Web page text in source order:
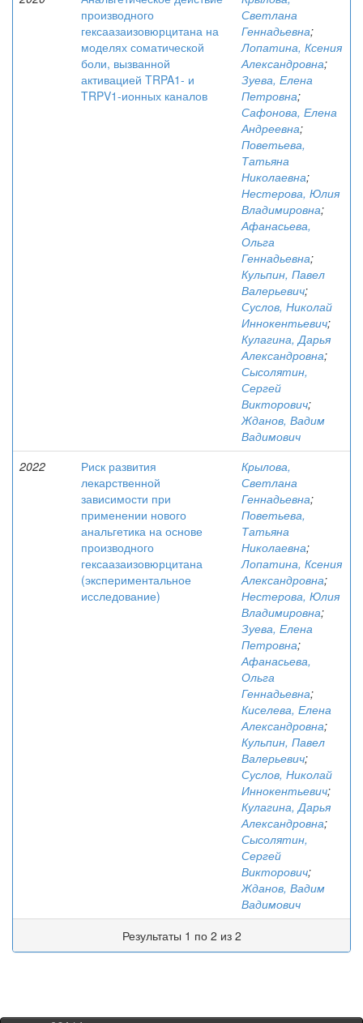
производного
гексаазаизовюрцитана на
моделях соматической
боли, вызванной
активацией TRPA1- и
TRPV1-ионных каналов
Светлана
Геннадьевна;
Лопатина, Ксения
Александровна;
Зуева, Елена
Петровна;
Сафонова, Елена
Андреевна;
Поветьева,
Татьяна
Николаевна;
Нестерова, Юлия
Владимировна;
Афанасьева,
Ольга
Геннадьевна;
Кульпин, Павел
Валерьевич;
Суслов, Николай
Иннокентьевич;
Кулагина, Дарья
Александровна;
Сысолятин,
Сергей
Викторович;
Жданов, Вадим
Вадимович
2022
Риск развития
лекарственной
зависимости при
применении нового
анальгетика на основе
производного
гексаазаизовюрцитана
(экспериментальное
исследование)
Крылова,
Светлана
Геннадьевна;
Поветьева,
Татьяна
Николаевна;
Лопатина, Ксения
Александровна;
Нестерова, Юлия
Владимировна;
Зуева, Елена
Петровна;
Афанасьева,
Ольга
Геннадьевна;
Киселева, Елена
Александровна;
Кульпин, Павел
Валерьевич;
Суслов, Николай
Иннокентьевич;
Кулагина, Дарья
Александровна;
Сысолятин,
Сергей
Викторович;
Жданов, Вадим
Вадимович
Результаты 1 по 2 из 2